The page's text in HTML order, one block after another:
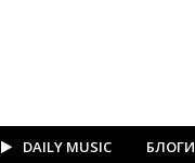
DAILY MUSIC БЛОГИ